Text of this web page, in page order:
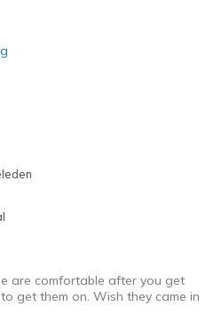
to width
Shoes
are comfortable after you get
get them on. Wish they came in